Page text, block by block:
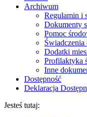
Archiwum
Regulamin i
Dokumenty
Pomoc
Dodatki
Profilaktyka
Inne
Dostępność
Deklaracja
Jesteś tutaj: